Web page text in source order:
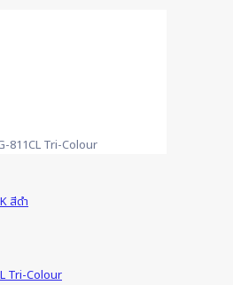
811CL Tri-Colour
สีดำ
Tri-Colour